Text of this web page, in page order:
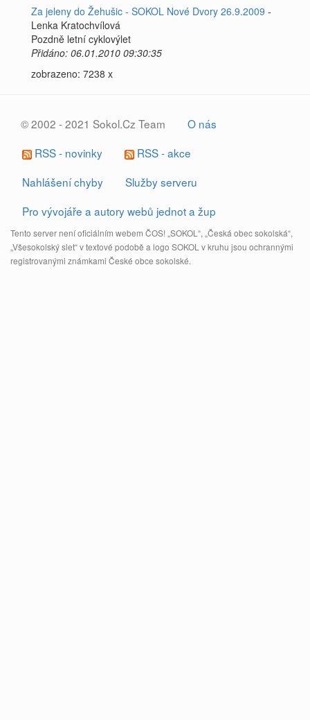
Za jeleny do Žehušic - SOKOL Nové Dvory 26.9.2009 -
Lenka Kratochvílová
Pozdně letní cyklovýlet
Přidáno: 06.01.2010 09:30:35
zobrazeno: 7238 x
© 2002 - 2021 Sokol.Cz Team
O nás
RSS - novinky
RSS - akce
Nahlášení chyby
Služby serveru
Pro vývojáře a autory webů jednot a žup
Tento server není oficiálním webem ČOS! „SOKOL“, „Česká obec sokolská“,
„Všesokolský slet“ v textové podobě a logo SOKOL v kruhu jsou ochrannými
registrovanými známkami České obce sokolské.